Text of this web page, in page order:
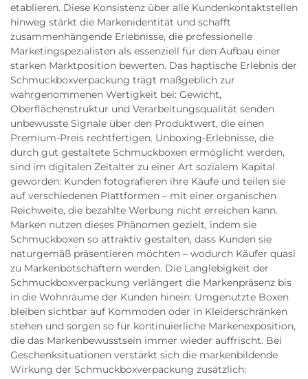
etablieren. Diese Konsistenz über alle Kundenkontaktstellen
hinweg stärkt die Markenidentität und schafft
zusammenhängende Erlebnisse, die professionelle
Marketingspezialisten als essenziell für den Aufbau einer
starken Marktposition bewerten. Das haptische Erlebnis der
Schmuckboxverpackung trägt maßgeblich zur
wahrgenommenen Wertigkeit bei: Gewicht,
Oberflächenstruktur und Verarbeitungsqualität senden
unbewusste Signale über den Produktwert, die einen
Premium-Preis rechtfertigen. Unboxing-Erlebnisse, die
durch gut gestaltete Schmuckboxen ermöglicht werden,
sind im digitalen Zeitalter zu einer Art sozialem Kapital
geworden: Kunden fotografieren ihre Käufe und teilen sie
auf verschiedenen Plattformen – mit einer organischen
Reichweite, die bezahlte Werbung nicht erreichen kann.
Marken nutzen dieses Phänomen gezielt, indem sie
Schmuckboxen so attraktiv gestalten, dass Kunden sie
naturgemäß präsentieren möchten – wodurch Käufer quasi
zu Markenbotschaftern werden. Die Langlebigkeit der
Schmuckboxverpackung verlängert die Markenpräsenz bis
in die Wohnräume der Kunden hinein: Umgenutzte Boxen
bleiben sichtbar auf Kommoden oder in Kleiderschränken
stehen und sorgen so für kontinuierliche Markenexposition,
die das Markenbewusstsein immer wieder auffrischt. Bei
Geschenksituationen verstärkt sich die markenbildende
Wirkung der Schmuckboxverpackung zusätzlich: